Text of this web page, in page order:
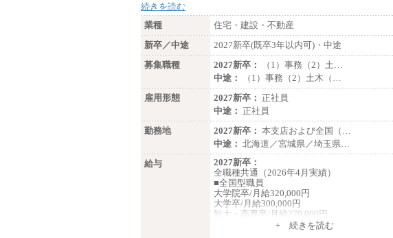
続きを読む
業種
住宅・建設・不動産
新卒／中途
2027新卒(既卒3年以内可)・中途
募集職種
2027新卒：
（1）事務（2）土…
中途：
（1）事務（2）土木（…
雇用形態
2027新卒： 正社員
中途： 正社員
勤務地
2027新卒： 本支店および全国（…
中途： 北海道／宮城県／埼玉県…
給与
2027新卒：
全職種共通（2026年4月実績）
■全国型職員
大学院卒/月給320,000円
大学卒/月給300,000円
短大・高専卒/月給270,000円
+ 続きを読む